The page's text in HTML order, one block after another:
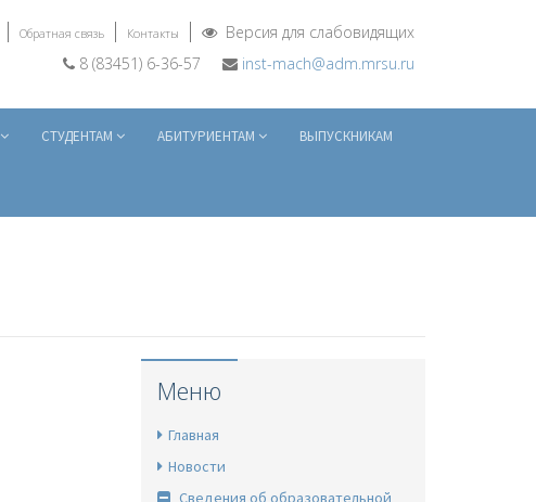
Обратная связь Контакты
Версия для слабовидящих
8 (83451) 6-36-57
inst-mach@adm.mrsu.ru
СТУДЕНТАМ АБИТУРИЕНТАМ ВЫПУСКНИКАМ
Меню
Главная
Новости
Сведения об образовательной